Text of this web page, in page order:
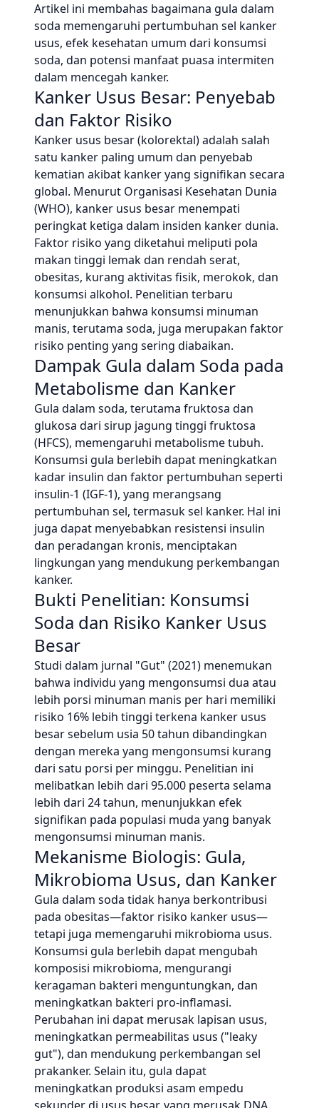
Artikel ini membahas bagaimana gula dalam
soda memengaruhi pertumbuhan sel kanker
usus, efek kesehatan umum dari konsumsi
soda, dan potensi manfaat puasa intermiten
dalam mencegah kanker.
Kanker Usus Besar: Penyebab
dan Faktor Risiko
Kanker usus besar (kolorektal) adalah salah
satu kanker paling umum dan penyebab
kematian akibat kanker yang signifikan secara
global. Menurut Organisasi Kesehatan Dunia
(WHO), kanker usus besar menempati
peringkat ketiga dalam insiden kanker dunia.
Faktor risiko yang diketahui meliputi pola
makan tinggi lemak dan rendah serat,
obesitas, kurang aktivitas fisik, merokok, dan
konsumsi alkohol. Penelitian terbaru
menunjukkan bahwa konsumsi minuman
manis, terutama soda, juga merupakan faktor
risiko penting yang sering diabaikan.
Dampak Gula dalam Soda pada
Metabolisme dan Kanker
Gula dalam soda, terutama fruktosa dan
glukosa dari sirup jagung tinggi fruktosa
(HFCS), memengaruhi metabolisme tubuh.
Konsumsi gula berlebih dapat meningkatkan
kadar insulin dan faktor pertumbuhan seperti
insulin-1 (IGF-1), yang merangsang
pertumbuhan sel, termasuk sel kanker. Hal ini
juga dapat menyebabkan resistensi insulin
dan peradangan kronis, menciptakan
lingkungan yang mendukung perkembangan
kanker.
Bukti Penelitian: Konsumsi
Soda dan Risiko Kanker Usus
Besar
Studi dalam jurnal "Gut" (2021) menemukan
bahwa individu yang mengonsumsi dua atau
lebih porsi minuman manis per hari memiliki
risiko 16% lebih tinggi terkena kanker usus
besar sebelum usia 50 tahun dibandingkan
dengan mereka yang mengonsumsi kurang
dari satu porsi per minggu. Penelitian ini
melibatkan lebih dari 95.000 peserta selama
lebih dari 24 tahun, menunjukkan efek
signifikan pada populasi muda yang banyak
mengonsumsi minuman manis.
Mekanisme Biologis: Gula,
Mikrobioma Usus, dan Kanker
Gula dalam soda tidak hanya berkontribusi
pada obesitas—faktor risiko kanker usus—
tetapi juga memengaruhi mikrobioma usus.
Konsumsi gula berlebih dapat mengubah
komposisi mikrobioma, mengurangi
keragaman bakteri menguntungkan, dan
meningkatkan bakteri pro-inflamasi.
Perubahan ini dapat merusak lapisan usus,
meningkatkan permeabilitas usus ("leaky
gut"), dan mendukung perkembangan sel
prakanker. Selain itu, gula dapat
meningkatkan produksi asam empedu